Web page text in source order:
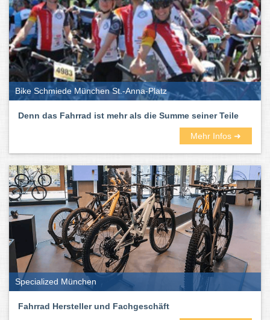
Bike Schmiede München St.-Anna-Platz
Denn das Fahrrad ist mehr als die Summe seiner Teile
Mehr Infos ➜
Specialized München
Fahrrad Hersteller und Fachgeschäft